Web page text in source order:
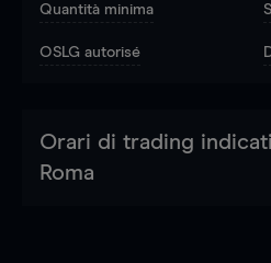
Quantità minima
OSLG autorisé
Orari di trading
Roma